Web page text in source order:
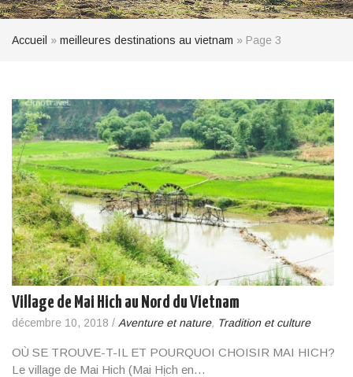
Accueil » meilleures destinations au vietnam » Page 3
Village de Mai Hich au Nord du Vietnam
décembre 10, 2018 / Aventure et nature, Tradition et culture
OÙ SE TROUVE-T-IL ET POURQUOI CHOISIR MAI HICH?
Le village de Mai Hich (Mai Hịch en…